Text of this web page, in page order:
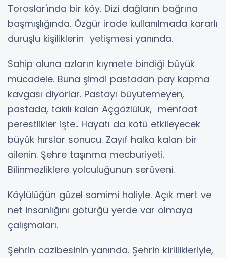
Toroslar'ında bir köy. Dizi dağların bağrına
başmışlığında. Özgür irade kullanılmada kararlı
duruşlu kişiliklerin yetişmesi yanında.
Sahip oluna azların kıymete bindiği büyük
mücadele. Buna şimdi pastadan pay kapma
kavgası diyorlar. Pastayı büyütemeyen,
pastada, takılı kalan Açgözlülük, menfaat
perestlikler işte.. Hayatı da kötü etkileyecek
büyük hırslar sonucu. Zayıf halka kalan bir
ailenin. Şehre taşınma mecburiyeti.
Bilinmezliklere yolculuğunun serüveni.
Köylülüğün güzel samimi haliyle. Açık mert ve
net insanlığını götürğü yerde var olmaya
çalışmaları.
Şehrin cazibesinin yanında. Şehrin kirlilikleriyle,